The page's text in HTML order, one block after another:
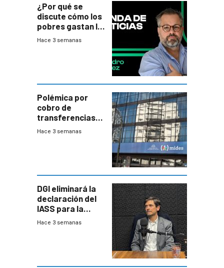
¿Por qué se
discute cómo los
pobres gastan la
plata?
Hace 3 semanas
Polémica por
cobro de
transferencias
del Mides en
Hace 3 semanas
DGI eliminará la
declaración del
IASS para la
mayoría de los
Hace 3 semanas